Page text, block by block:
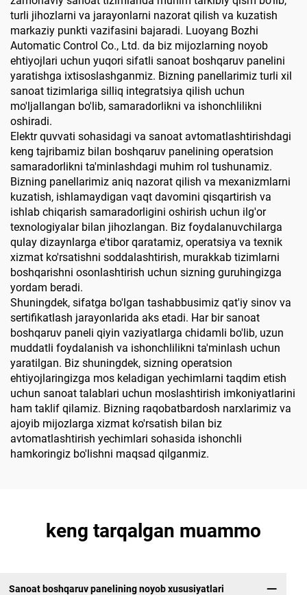
turli jihozlarni va jarayonlarni nazorat qilish va kuzatish
markaziy punkti vazifasini bajaradi. Luoyang Bozhi
Automatic Control Co., Ltd. da biz mijozlarning noyob
ehtiyojlari uchun yuqori sifatli sanoat boshqaruv panelini
yaratishga ixtisoslashganmiz. Bizning panellarimiz turli xil
sanoat tizimlariga silliq integratsiya qilish uchun
mo'ljallangan bo'lib, samaradorlikni va ishonchlilikni
oshiradi.
Elektr quvvati sohasidagi va sanoat avtomatlashtirishdagi
keng tajribamiz bilan boshqaruv panelining operatsion
samaradorlikni ta'minlashdagi muhim rol tushunamiz.
Bizning panellarimiz aniq nazorat qilish va mexanizmlarni
kuzatish, ishlamaydigan vaqt davomini qisqartirish va
ishlab chiqarish samaradorligini oshirish uchun ilg'or
texnologiyalar bilan jihozlangan. Biz foydalanuvchilarga
qulay dizaynlarga e'tibor qaratamiz, operatsiya va texnik
xizmat ko'rsatishni soddalashtirish, murakkab tizimlarni
boshqarishni osonlashtirish uchun sizning guruhingizga
yordam beradi.
Shuningdek, sifatga bo'lgan tashabbusimiz qat'iy sinov va
sertifikatlash jarayonlarida aks etadi. Har bir sanoat
boshqaruv paneli qiyin vaziyatlarga chidamli bo'lib, uzun
muddatli foydalanish va ishonchlilikni ta'minlash uchun
yaratilgan. Biz shuningdek, sizning operatsion
ehtiyojlaringizga mos keladigan yechimlarni taqdim etish
uchun sanoat talablari uchun moslashtirish imkoniyatlarini
ham taklif qilamiz. Bizning raqobatbardosh narxlarimiz va
ajoyib mijozlarga xizmat ko'rsatish bilan biz
avtomatlashtirish yechimlari sohasida ishonchli
hamkoringiz bo'lishni maqsad qilganmiz.
keng tarqalgan muammo
Sanoat boshqaruv panelining noyob xususiyatlari